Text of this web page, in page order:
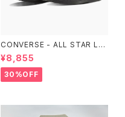
CONVERSE - ALL STAR LG
CY OX （ALL BLACK)
¥8,855
30%OFF